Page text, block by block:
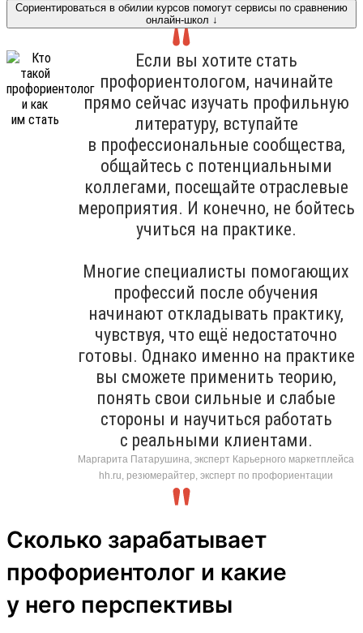
Сориентироваться в обилии курсов помогут сервисы по сравнению
онлайн-школ ↓
Если вы хотите стать
профориентологом, начинайте
прямо сейчас изучать профильную
литературу, вступайте
в профессиональные сообщества,
общайтесь с потенциальными
коллегами, посещайте отраслевые
мероприятия. И конечно, не бойтесь
учиться на практике.
Многие специалисты помогающих
профессий после обучения
начинают откладывать практику,
чувствуя, что ещё недостаточно
готовы. Однако именно на практике
вы сможете применить теорию,
понять свои сильные и слабые
стороны и научиться работать
с реальными клиентами.
Маргарита Патарушина, эксперт Карьерного маркетплейса
hh.ru, резюмерайтер, эксперт по профориентации
Сколько зарабатывает
профориентолог и какие
у него перспективы